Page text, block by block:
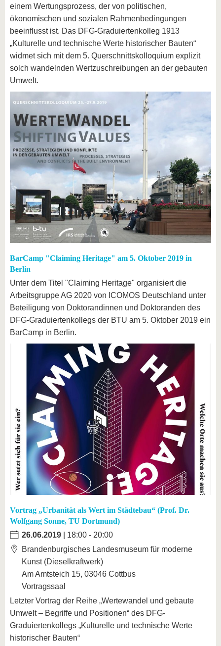
einem Wertungsprozess, der von politischen,
ökonomischen und sozialen Rahmenbedingungen
beeinflusst ist. Das DFG-Graduiertenkolleg 1913
„Kulturelle und technische Werte historischer Bauten“
widmet sich mit dem 5. Querschnittskolloquium explizit
solch wandelnden Wertzuschreibungen an der gebauten
Umwelt.
BarCamp "Claiming Heritage" am 5. Oktober 2019 in
Berlin
Unter dem Titel "Claiming Heritage" organisiert die
Arbeitsgruppe AG 2020 von ICOMOS Deutschland unter
Beteiligung von Doktorandinnen und Doktoranden des
DFG-Graduiertenkollegs der BTU am 5. Oktober 2019 ein
BarCamp in Berlin.
Vortrag „Urbanität als Wert im Städtebau“ (Prof. Dr.
Wolfgang Sonne, TU Dortmund)
26.06.2019 | 18:00 - 20:00
Brandenburgisches Landesmuseum für moderne
Kunst (Dieselkraftwerk)
Am Amtsteich 15, 03046 Cottbus
Vortragssaal
Letzter Vortrag der Reihe „Wertewandel und gebaute
Umwelt – Begriffe und Positionen“ des DFG-
Graduiertenkollegs „Kulturelle und technische Werte
historischer Bauten“